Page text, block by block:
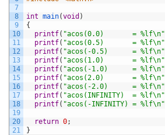
7
8
9
10
11
12
13
14
15
16
17
18
19
20
21
int main(void )
{
printf( "acos(0.0)       = %lf\n"
printf( "acos(0.5)       = %lf\n"
printf( "acos(-0.5)      = %lf\n"
printf( "acos(1.0)       = %lf\n"
printf( "acos(-1.0)      = %lf\n"
printf( "acos(2.0)       = %lf\n"
printf( "acos(-2.0)      = %lf\n"
printf( "acos(INFINITY)  = %lf\n"
printf( "acos(-INFINITY) = %lf\n"
return 0;
}